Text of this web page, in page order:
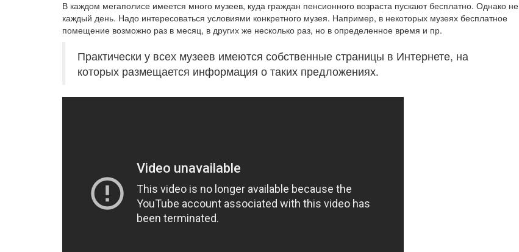
В каждом мегаполисе имеется много музеев, куда граждан пенсионного возраста пускают бесплатно. Однако не
каждый день. Надо интересоваться условиями конкретного музея. Например, в некоторых музеях бесплатное
помещение возможно раз в месяц, в других же несколько раз, но в определенное время и пр.
Практически у всех музеев имеются собственные страницы в Интернете, на
которых размещается информация о таких предложениях.